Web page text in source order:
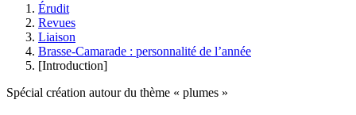
Érudit
Revues
Liaison
Brasse-Camarade : personnalité de l’année
[Introduction]
Spécial création autour du thème « plumes »